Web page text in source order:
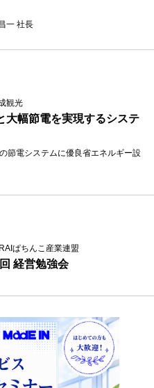
一 社長
観光
大幅節電を実現するシステ
の節電システムに優良省エネルギー設
ぱちんこ産業連盟
経営勉強会